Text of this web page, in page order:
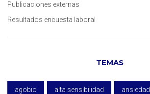
Publicaciones externas
Resultados encuesta laboral
TEMAS
agobio alta sensibilidad ansiedad